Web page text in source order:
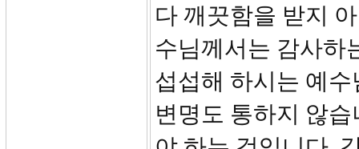
다 깨끗함을 받지
수님께서는 감사하
섭섭해 하시는 예
변명도 통하지 않